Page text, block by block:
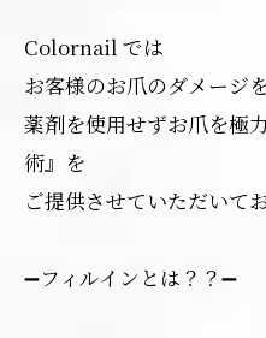
Colornail では
お客様のお爪のダメージ
薬剤を使用せずお爪を極
術』を
ご提供させていただいてお
➖フィルインとは？？➖